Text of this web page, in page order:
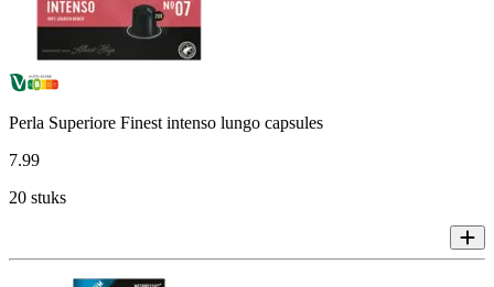
Perla Superiore Finest intenso lungo capsules
7.99
20 stuks